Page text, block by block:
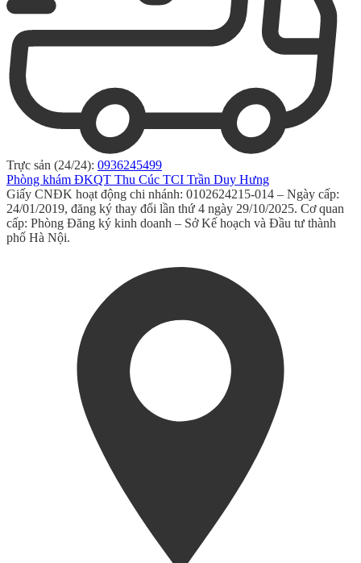
Trực sản (24/24): 0936245499
Phòng khám ĐKQT Thu Cúc TCI Trần Duy Hưng
Giấy CNĐK hoạt động chi nhánh: 0102624215-014 – Ngày cấp:
24/01/2019, đăng ký thay đổi lần thứ 4 ngày 29/10/2025. Cơ quan
cấp: Phòng Đăng ký kinh doanh – Sở Kế hoạch và Đầu tư thành
phố Hà Nội.